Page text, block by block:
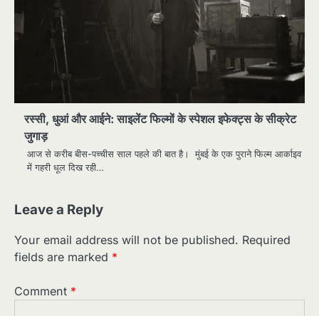
रस्सी, धुआं और आईने: साइलेंट फिल्मों के स्पेशल इफेक्ट्स के सीक्रेट
जुगाड़
आज से करीब बीस-पच्चीस साल पहले की बात है। मुंबई के एक पुराने फिल्म आर्काइव
में गहरी धूल दिख रही…
Leave a Reply
Your email address will not be published. Required
fields are marked *
Comment *